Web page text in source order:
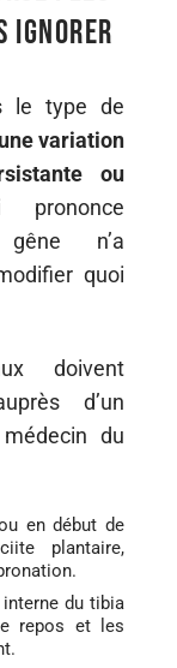
ignorer
le type de
variation
ou
n’a
quoi
doivent
d’un
du
en début de
plantaire,
du tibia
repos et les